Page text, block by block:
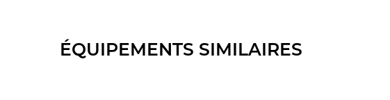
ÉQUIPEMENTS SIMILAIRES